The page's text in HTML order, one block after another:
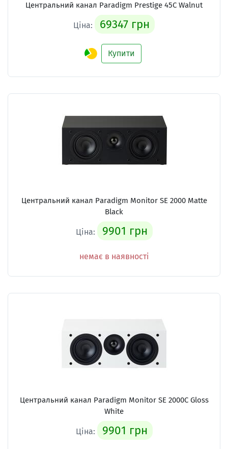
Центральний канал Paradigm Prestige 45C Walnut
Ціна: 69347 грн
Купити
Центральний канал Paradigm Monitor SE 2000 Matte
Black
Ціна: 9901 грн
немає в наявності
Центральний канал Paradigm Monitor SE 2000С Gloss
White
Ціна: 9901 грн